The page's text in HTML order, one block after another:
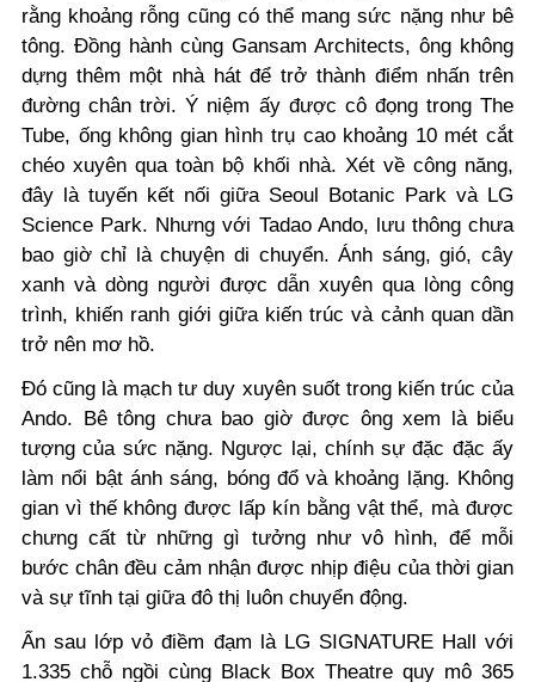
rằng khoảng rỗng cũng có thể mang sức nặng như bê
tông. Đồng hành cùng Gansam Architects, ông không
dựng thêm một nhà hát để trở thành điểm nhấn trên
đường chân trời. Ý niệm ấy được cô đọng trong The
Tube, ống không gian hình trụ cao khoảng 10 mét cắt
chéo xuyên qua toàn bộ khối nhà. Xét về công năng,
đây là tuyến kết nối giữa Seoul Botanic Park và LG
Science Park. Nhưng với Tadao Ando, lưu thông chưa
bao giờ chỉ là chuyện di chuyển. Ánh sáng, gió, cây
xanh và dòng người được dẫn xuyên qua lòng công
trình, khiến ranh giới giữa kiến trúc và cảnh quan dần
trở nên mơ hồ.
Đó cũng là mạch tư duy xuyên suốt trong kiến trúc của
Ando. Bê tông chưa bao giờ được ông xem là biểu
tượng của sức nặng. Ngược lại, chính sự đặc đặc ấy
làm nổi bật ánh sáng, bóng đổ và khoảng lặng. Không
gian vì thế không được lấp kín bằng vật thể, mà được
chưng cất từ những gì tưởng như vô hình, để mỗi
bước chân đều cảm nhận được nhịp điệu của thời gian
và sự tĩnh tại giữa đô thị luôn chuyển động.
Ẩn sau lớp vỏ điềm đạm là LG SIGNATURE Hall với
1.335 chỗ ngồi cùng Black Box Theatre quy mô 365